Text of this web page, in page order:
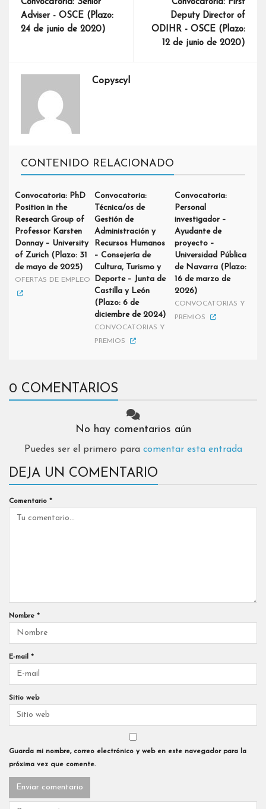
Convocatoria: Senior
Adviser - OSCE (Plazo:
24 de junio de 2020)
Convocatoria: First
Deputy Director of
ODIHR - OSCE (Plazo:
12 de junio de 2020)
Copyscyl
CONTENIDO RELACIONADO
Convocatoria: PhD
Position in the
Research Group of
Professor Karsten
Donnay – University
of Zurich (Plazo: 31
de mayo de 2025)
OFERTAS DE EMPLEO
Convocatoria:
Técnica/os de
Gestión de
Administración y
Recursos Humanos
– Consejería de
Cultura, Turismo y
Deporte – Junta de
Castilla y León
(Plazo: 6 de
diciembre de 2024)
CONVOCATORIAS Y
PREMIOS
Convocatoria:
Personal
investigador –
Ayudante de
proyecto –
Universidad Pública
de Navarra (Plazo:
16 de marzo de
2026)
CONVOCATORIAS Y
PREMIOS
0 COMENTARIOS
No hay comentarios aún
Puedes ser el primero para comentar esta entrada
DEJA UN COMENTARIO
Comentario *
Nombre *
E-mail *
Sitio web
Guarda mi nombre, correo electrónico y web en este navegador para la
próxima vez que comente.